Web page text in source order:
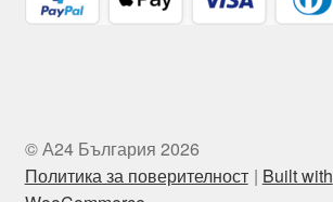
© А24 България 2026
Политика за поверителност
Built with